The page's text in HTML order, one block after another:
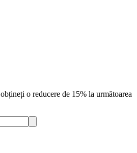
o reducere de 15% la următoarea